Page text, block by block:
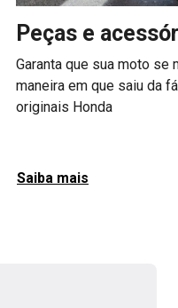
Peças e
Garanta que sua moto se
maneira em que saiu da
originais Honda
Saiba mais